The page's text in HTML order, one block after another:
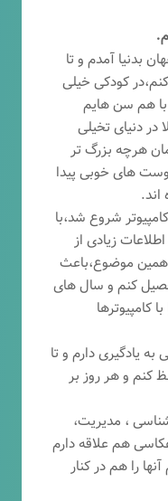
سال ۶۵ در اصفهان بدنیا آمدم و تا
کودکی خیلی
هم سن هایم
دنیای تخیلی
هرچه بزرگ تر
های خوبی پیدا
اند.
شروع شد،با
زیادی از
همین موضوع،باعث
کنم و سال های
کامپیوترها
یادگیری دارم و تا
کنم و هر روز بر
، مدیریت،
هم علاقه دارم
را هم در کنار